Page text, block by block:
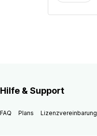
Hilfe & Support
FAQ Plans Lizenzvereinbarung